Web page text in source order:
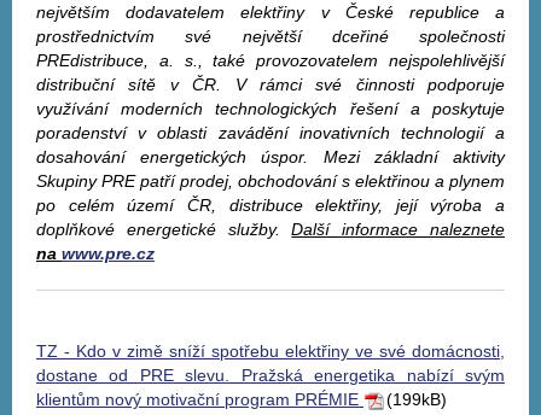
největším dodavatelem elektřiny v České republice a
prostřednictvím své největší dceřiné společnosti
PREdistribuce, a. s., také provozovatelem nejspolehlivější
distribuční sítě v ČR. V rámci své činnosti podporuje
využívání moderních technologických řešení a poskytuje
poradenství v oblasti zavádění inovativních technologií a
dosahování energetických úspor. Mezi základní aktivity
Skupiny PRE patří prodej, obchodování s elektřinou a plynem
po celém území ČR, distribuce elektřiny, její výroba a
doplňkové energetické služby.Další informace naleznete
na www.pre.cz
TZ - Kdo v zimě sníží spotřebu elektřiny ve své domácnosti,
dostane od PRE slevu. Pražská energetika nabízí svým
klientům nový motivační program PRÉMIE
(199kB)